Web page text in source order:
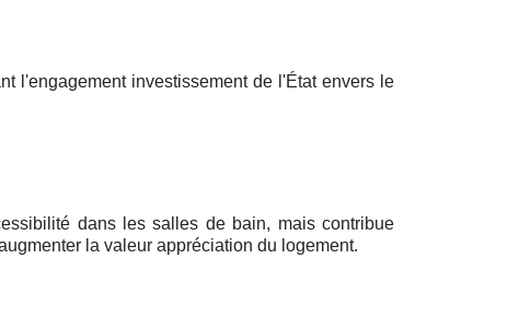
l'engagement investissement de l'État envers le
dans les salles de bain, mais contribue
la valeur appréciation du logement.